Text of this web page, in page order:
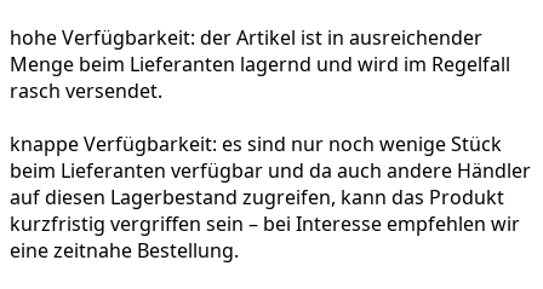
hohe Verfügbarkeit: der Artikel ist in ausreichender
Menge beim Lieferanten lagernd und wird im Regelfall
rasch versendet.
knappe Verfügbarkeit: es sind nur noch wenige Stück
beim Lieferanten verfügbar und da auch andere Händler
auf diesen Lagerbestand zugreifen, kann das Produkt
kurzfristig vergriffen sein – bei Interesse empfehlen wir
eine zeitnahe Bestellung.